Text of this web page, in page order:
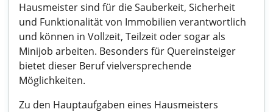
Hausmeister sind für die Sauberkeit, Sicherheit
und Funktionalität von Immobilien verantwortlich
und können in Vollzeit, Teilzeit oder sogar als
Minijob arbeiten. Besonders für Quereinsteiger
bietet dieser Beruf vielversprechende
Möglichkeiten.
Zu den Hauptaufgaben eines Hausmeisters